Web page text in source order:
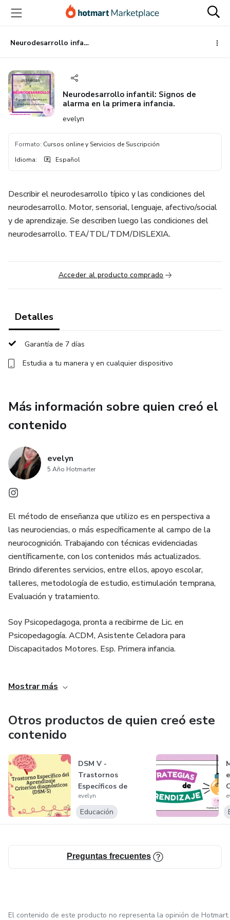
principal
página
de
página
Neurodesarrollo infantil: Signos de alarma en la primera infancia.
Neurodesarrollo infantil: Signos de
alarma en la primera infancia.
evelyn
Formato: Cursos online y Servicios de Suscripción
Idioma: Español
Describir el neurodesarrollo típico y las condiciones del
neurodesarrollo. Motor, sensorial, lenguaje, afectivo/social
y de aprendizaje. Se describen luego las condiciones del
neurodesarrollo. TEA/TDL/TDM/DISLEXIA.
Acceder al producto comprado
Detalles
Garantía de 7 días
Estudia a tu manera y en cualquier dispositivo
Más información sobre quien creó el
contenido
evelyn
5 Año Hotmarter
El método de enseñanza que utilizo es en perspectiva a
las neurociencias, o más específicamente al campo de la
neurocognición. Trabajando con técnicas evidenciadas
científicamente, con los contenidos más actualizados.
Brindo diferentes servicios, entre ellos, apoyo escolar,
talleres, metodología de estudio, estimulación temprana,
Evaluación y tratamiento.
Soy Psicopedagoga, pronta a recibirme de Lic. en
Psicopedagogía. ACDM, Asistente Celadora para
Discapacitados Motores. Esp. Primera infancia.
de Lic. en Psicopedagogía, (UCA); ACDM, (Esc. de
Discapacitados Motores. Esp. Primera infancia. Con una
basta experiencia profesional. Trabajando con todas las
edades, desde bebes hasta personas mayores, en
diferentes talleres, capacitaciones, cursos.
Mostrar más
Otros productos de quien creó este
contenido
DSM V -
Trastornos
Específicos de
Aprendizaje.
evelyn
Educación
Preguntas frecuentes
El contenido de este producto no representa la opinión de Hotmart.